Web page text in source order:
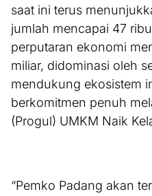
saat ini terus
jumlah mencapai 47
perputaran ekonomi
miliar, didominasi oleh
mendukung ekosistem
berkomitmen penuh
(Progul) UMKM Naik
“Pemko Padang akan